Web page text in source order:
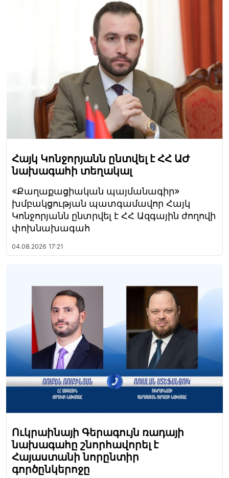
Հայկ Կոնջորյանն ընտվել է ՀՀ ԱԺ
նախագահի տեղակալ
«Քաղաքացիական պայմանագիր»
խմբակցության պատգամավոր Հայկ
Կոնջորյանն ընտրվել է ՀՀ Ազգային ժողովի
փոխնախագահ
04.08.2026 17:21
Ուկրաինայի Գերագույն ռադայի
նախագահը շնորհավորել է
Հայաստանի նորընտիր
գործընկերոջը